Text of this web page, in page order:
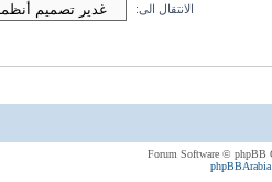
الانتقال الى:
phpBBArabia